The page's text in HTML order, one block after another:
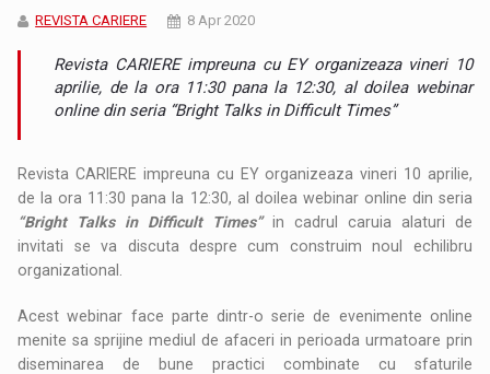
REVISTA CARIERE 8 Apr 2020
Revista CARIERE impreuna cu EY organizeaza vineri 10
aprilie, de la ora 11:30 pana la 12:30, al doilea webinar
online din seria “Bright Talks in Difficult Times”
Revista CARIERE impreuna cu EY organizeaza vineri 10 aprilie,
de la ora 11:30 pana la 12:30, al doilea webinar online din seria
“Bright Talks in Difficult Times” in cadrul caruia alaturi de
invitati se va discuta despre cum construim noul echilibru
organizational.
Acest webinar face parte dintr-o serie de evenimente online
menite sa sprijine mediul de afaceri in perioada urmatoare prin
diseminarea de bune practici combinate cu sfaturile